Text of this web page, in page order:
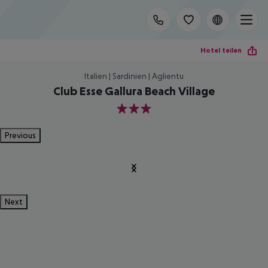
Hotel teilen
Italien | Sardinien | Aglientu
Club Esse Gallura Beach Village
3
Previous
Next